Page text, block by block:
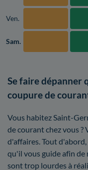
Ven.
Sam.
Se faire dépanner
coupure de
Vous habitez Saint-
de courant chez vous
d'affaires. Tout d'abord,
qu'il vous guide afin de
sont trop lourdes à